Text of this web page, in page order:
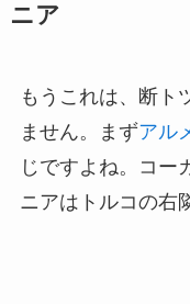
ニア
もうこれは、断ト
ません。まずアル
じですよね。コー
ニアはトルコの右